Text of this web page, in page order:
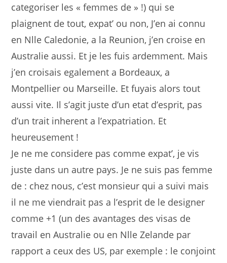
categoriser les « femmes de » !) qui se
plaignent de tout, expat’ ou non, J’en ai connu
en Nlle Caledonie, a la Reunion, j’en croise en
Australie aussi. Et je les fuis ardemment. Mais
j’en croisais egalement a Bordeaux, a
Montpellier ou Marseille. Et fuyais alors tout
aussi vite. Il s’agit juste d’un etat d’esprit, pas
d’un trait inherent a l’expatriation. Et
heureusement !
Je ne me considere pas comme expat’, je vis
juste dans un autre pays. Je ne suis pas femme
de : chez nous, c’est monsieur qui a suivi mais
il ne me viendrait pas a l’esprit de le designer
comme +1 (un des avantages des visas de
travail en Australie ou en Nlle Zelande par
rapport a ceux des US, par exemple : le conjoint